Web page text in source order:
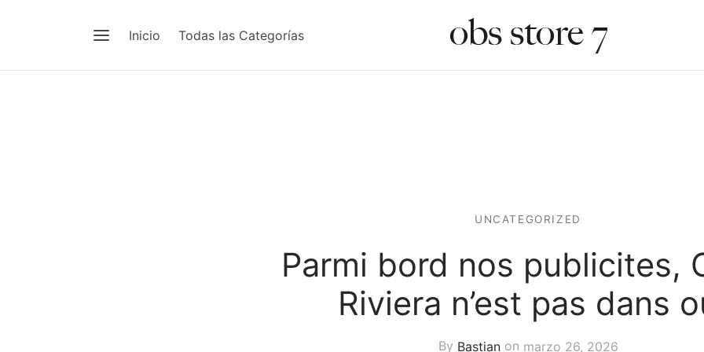
Inicio Todas las Categorías
UNCATEGORIZED
Parmi bord nos publicites,
Riviera n’est pas dans
By Bastianon marzo 26, 2026